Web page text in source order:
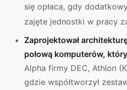
się opłaca, gdy
zajęte jednostki w pracy
Zaprojektował
połową komputerów,
Alpha firmy DEC, Athlon
gdzie współtworzył